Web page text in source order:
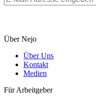
Über Nejo
Über Uns
Kontakt
Medien
Für Arbeitgeber